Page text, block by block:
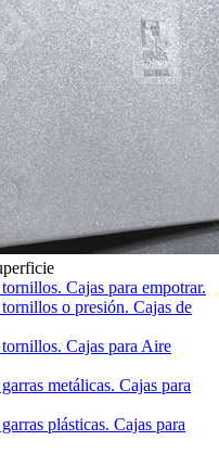
Cajas para empotrar.
o presión. Cajas de
Cajas para Aire
metálicas. Cajas para
plásticas. Cajas para